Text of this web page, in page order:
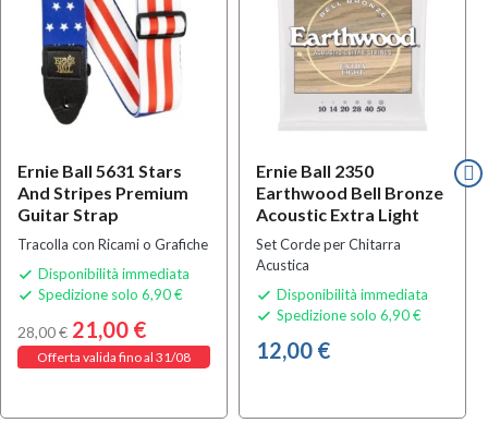
Ernie Ball 5631 Stars
And Stripes Premium
Guitar Strap
Tracolla con Ricami o Grafiche
 Disponibilità immediata
 Spedizione solo 6,90 €
28,00 € 21,00 €
Offerta valida fino al 31/08
Ernie Ball 2350
Earthwood Bell Bronze
Acoustic Extra Light
Set Corde per Chitarra
Acustica
 Disponibilità immediata
 Spedizione solo 6,90 €
12,00 €